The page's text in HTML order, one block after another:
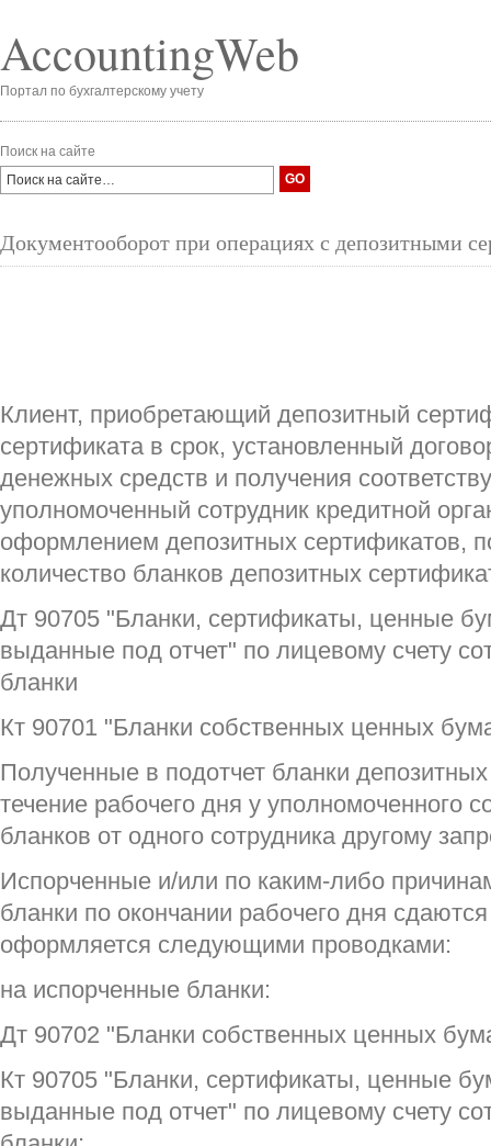
AccountingWeb
Портал по бухгалтерскому учету
Поиск на сайте
Документооборот при операциях с депозитными
Клиент, приобретающий депозитный
сертификата в срок, установленный
денежных средств и получения
уполномоченный сотрудник кредитной
оформлением депозитных сертификатов,
количество бланков депозитных
Дт 90705 "Бланки, сертификаты, ценные
выданные под отчет" по лицевому счету
бланки
Кт 90701 "Бланки собственных ценных
Полученные в подотчет бланки
течение рабочего дня у уполномоченного
бланков от одного сотрудника другому
Испорченные и/или по каким-либо
бланки по окончании рабочего дня
оформляется следующими проводками:
на испорченные бланки:
Дт 90702 "Бланки собственных ценных
Кт 90705 "Бланки, сертификаты, ценные
выданные под отчет" по лицевому счету